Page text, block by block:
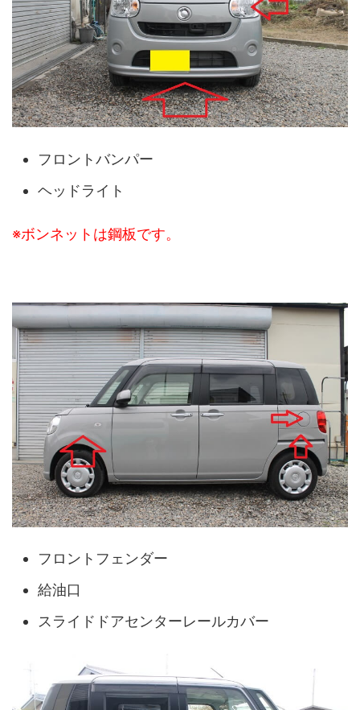
フロントバンパー
ヘッドライト
※ボンネットは鋼板です。
フロントフェンダー
給油口
スライドドアセンターレールカバー